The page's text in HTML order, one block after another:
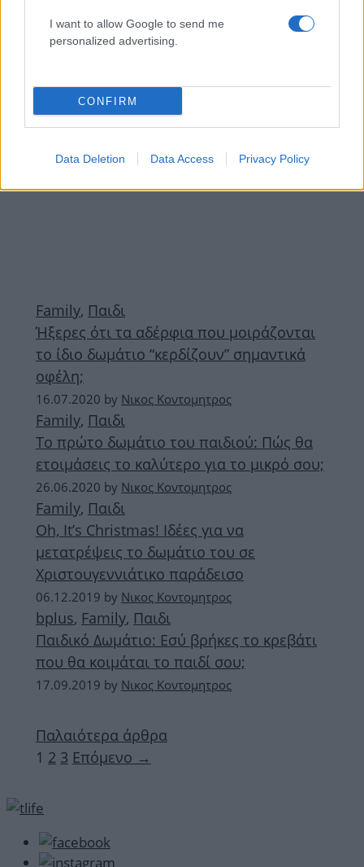
I want to allow Google to send me
personalized advertising.
CONFIRM
Data Deletion Data Access Privacy Policy
δωμάτιο του είναι ασφαλές!
Family, Παιδι
Ήξερες ότι τα αδέρφια που μοιράζονται
το ίδιο δωμάτιο “κερδίζουν” σημαντικά
οφέλη;
16.07.2020 by Νικος Κοντομητρος
Family, Παιδι
Το πρώτο δωμάτιο του παιδιού: Πώς θα
ετοιμάσεις το καλύτερο για το μικρό σου;
26.06.2020 by Νικος Κοντομητρος
Family, Παιδι
Oh, It’s Christmas! Ιδέες για να
μετατρέψεις το δωμάτιο του σε
Χριστουγεννιάτικο παράδεισο
06.12.2019 by Νικος Κοντομητρος
bplus, Family, Παιδι
Παιδικό Δωμάτιο: Εσύ βρήκες το κρεβάτι
που θα κοιμάται το παιδί σου;
17.09.2019 by Νικος Κοντομητρος
Παλαιότερα άρθρα
Σελίδα
1 Σελίδα
2 Σελίδα
3 Επόμενο →